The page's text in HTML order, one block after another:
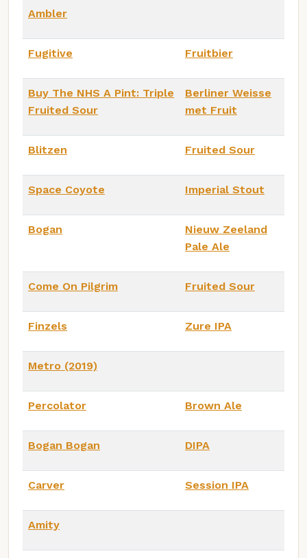
Ambler
Fugitive Fruitbier
Buy The NHS A Pint: Triple
Fruited Sour
Berliner Weisse
met Fruit
Blitzen Fruited Sour
Space Coyote Imperial Stout
Bogan
Nieuw Zeeland
Pale Ale
Come On Pilgrim Fruited Sour
Finzels Zure IPA
Metro (2019)
Percolator Brown Ale
Bogan Bogan DIPA
Carver Session IPA
Amity